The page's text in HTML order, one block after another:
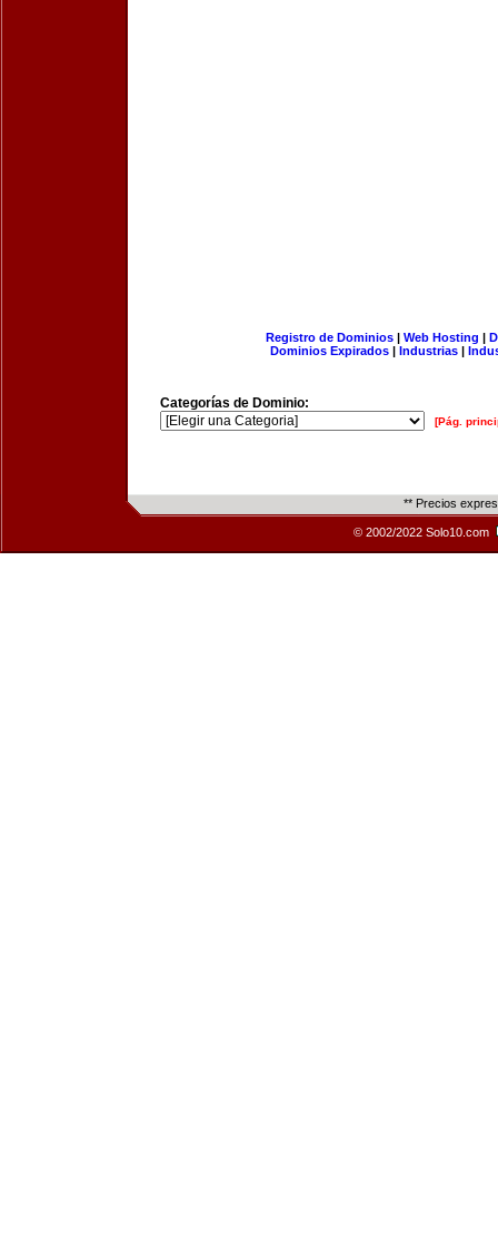
Registro de Dominios| Web Hosting |
Dominios Expirados | Industrias |
Categorías de Dominio:
[Pág.
** Precios
© 2002/2022 Solo10.com